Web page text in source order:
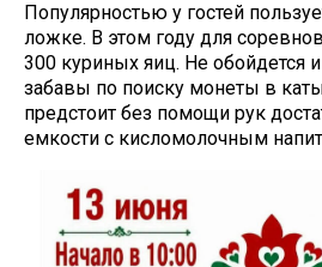
Популярностью у гостей
ложке. В этом году для
300 куриных яиц. Не обойдется
забавы по поиску монеты в
предстоит без помощи рук
емкости с кисломолочным